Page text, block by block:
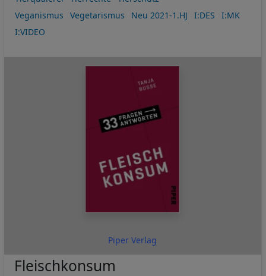
Veganismus
Vegetarismus Neu 2021-1.HJ I:DES
I:MK
I:VIDEO
Piper Verlag
Fleischkonsum
Cookies